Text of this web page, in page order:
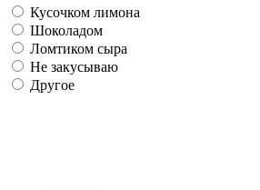
Кусочком лимона
Шоколадом
Ломтиком сыра
Не закусываю
Другое